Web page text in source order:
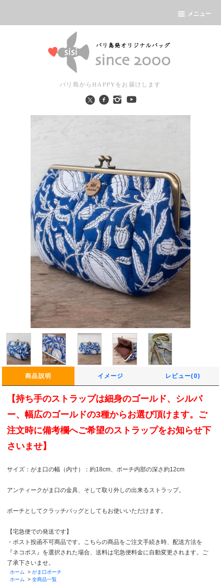
メニュー
バリ島からHAPPYをお届けします
商品説明 イメージ レビュー(0)
【持ち手のストラップは細身のゴールド、シルバ
ー、幅広のゴールドの3種からお選び頂けます。ご
注文時に備考欄へご希望のストラップをお知らせ下
さいませ】
サイズ：がま口の幅（内寸）：約18cm、ポーチ内部の深さ約12cm
アンティークがま口の金具、そして取り外しの出来るストラップ。
ポーチとしてクラッチバッグとしてもお使いいただけます。
【宅急便での発送です】
・ポスト投函不可商品です。こちらの商品をご注文手続き時、配送方法を
『ネコポス』を選択された場合、送料は宅急便料金に自動変更されます。ご
了承下さいませ。
ホーム > がま口ポーチ
ホーム
> 全商品一覧